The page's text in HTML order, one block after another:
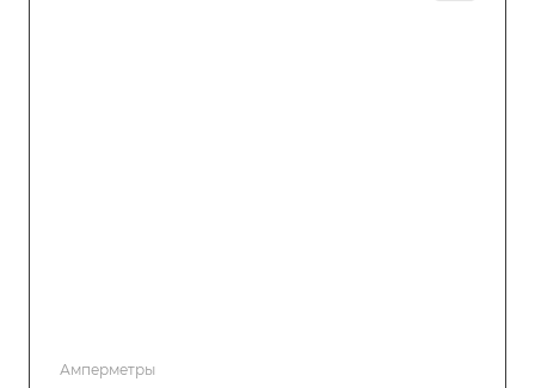
Амперметры